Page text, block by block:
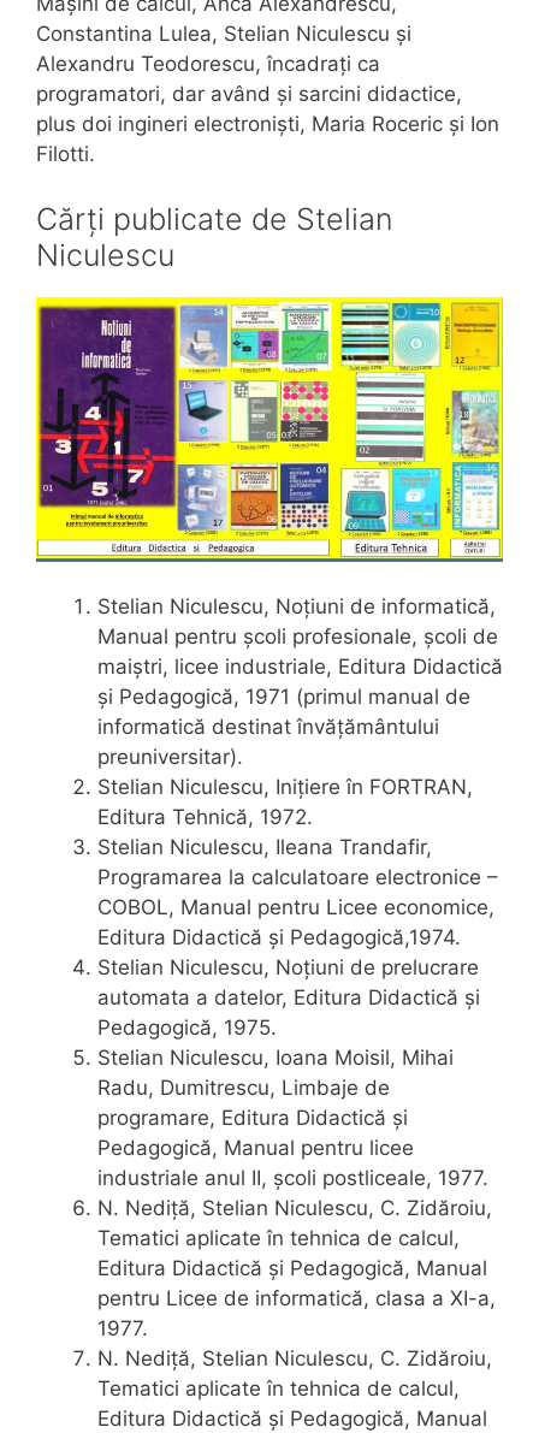
Constantina Lulea, Stelian Niculescu și
Alexandru Teodorescu, încadrați ca
programatori, dar având și sarcini didactice,
plus doi ingineri electroniști, Maria Roceric și Ion
Filotti.
Cărți publicate de Stelian
Niculescu
Stelian Niculescu, Noțiuni de informatică,
Manual pentru școli profesionale, școli de
maiștri, licee industriale, Editura Didactică
și Pedagogică, 1971 (primul manual de
informatică destinat învățământului
preuniversitar).
Stelian Niculescu, Inițiere în FORTRAN,
Editura Tehnică, 1972.
Stelian Niculescu, Ileana Trandafir,
Programarea la calculatoare electronice –
COBOL, Manual pentru Licee economice,
Editura Didactică și Pedagogică,1974.
Stelian Niculescu, Noțiuni de prelucrare
automata a datelor, Editura Didactică și
Pedagogică, 1975.
Stelian Niculescu, Ioana Moisil, Mihai
Radu, Dumitrescu, Limbaje de
programare, Editura Didactică și
Pedagogică, Manual pentru licee
industriale anul II, școli postliceale, 1977.
N. Nediță, Stelian Niculescu, C. Zidăroiu,
Tematici aplicate în tehnica de calcul,
Editura Didactică și Pedagogică, Manual
pentru Licee de informatică, clasa a XI-a,
1977.
N. Nediță, Stelian Niculescu, C. Zidăroiu,
Tematici aplicate în tehnica de calcul,
Editura Didactică și Pedagogică, Manual